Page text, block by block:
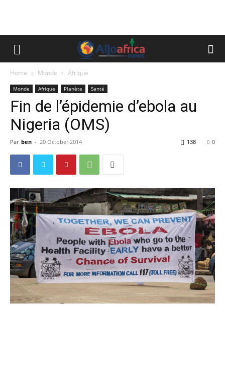
Home Monde Afrique
Monde Afrique Planète Santé
Fin de l’épidemie d’ebola au
Nigeria (OMS)
Par ben - 20 October 2014 0
138